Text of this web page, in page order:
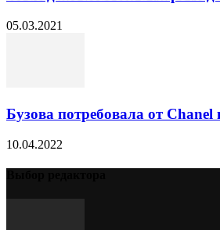
05.03.2021
Бузова потребовала от Chanel
10.04.2022